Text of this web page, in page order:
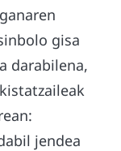
gisa
darabilena,
jendea